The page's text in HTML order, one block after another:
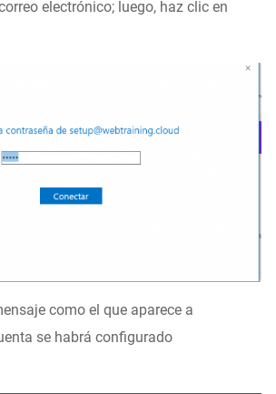
electrónico; luego, haz clic en
como el que aparece a
se habrá configurado